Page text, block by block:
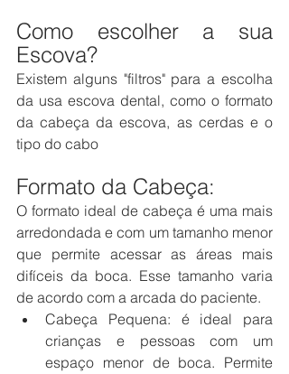
Como escolher a sua
Escova?
Existem alguns "filtros" para a escolha
da usa escova dental, como o formato
da cabeça da escova, as cerdas e o
tipo do cabo
Formato da Cabeça:
O formato ideal de cabeça é uma mais
arredondada e com um tamanho menor
que permite acessar as áreas mais
difíceis da boca. Esse tamanho varia
de acordo com a arcada do paciente.
Cabeça Pequena: é ideal para
crianças e pessoas com um
espaço menor de boca. Permite